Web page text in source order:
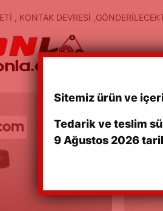
, KONTAK DEVRESİ
Sitemiz ürün ve
Tedarik ve teslim
9 Ağustos 2026